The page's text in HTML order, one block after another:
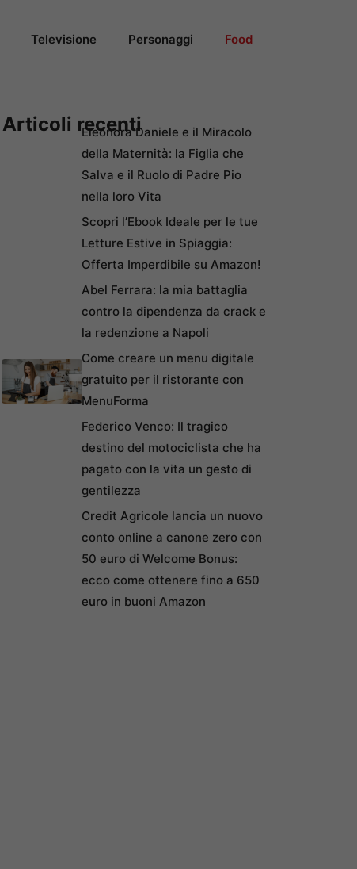
Televisione Personaggi Food
Articoli recentiEleonora Daniele e il Miracolo
della Maternità: la Figlia che
Salva e il Ruolo di Padre Pio
nella loro Vita
Scopri l’Ebook Ideale per le tue
Letture Estive in Spiaggia:
Offerta Imperdibile su Amazon!
Abel Ferrara: la mia battaglia
contro la dipendenza da crack e
la redenzione a Napoli
Come creare un menu digitale
gratuito per il ristorante con
MenuForma
Federico Venco: Il tragico
destino del motociclista che ha
pagato con la vita un gesto di
gentilezza
Credit Agricole lancia un nuovo
conto online a canone zero con
50 euro di Welcome Bonus:
ecco come ottenere fino a 650
euro in buoni Amazon